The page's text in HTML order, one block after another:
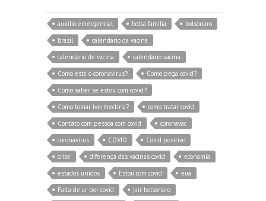
auxilio emergencial bolsa familia
bolsonaro
brasil
calendario da vacina
calendario de vacina
calendario vacina
Como está o coronavírus?
Como pega covid?
Como saber se estou com covid?
Como tomar ivermectina?
como tratar covid
Contato com pessoa com covid
coronavac
coronavirus
COVID
Covid positivo
crise
diferença das vacinas covid
economia
estados unidos
Estou com covid
eua
Falta de ar por covid
jair bolsonaro